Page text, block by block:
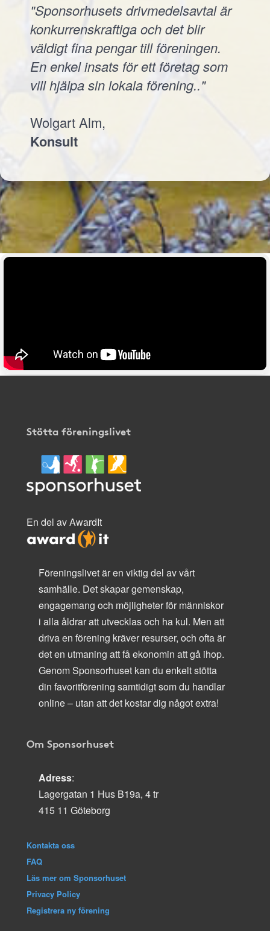
"Sponsorhusets drivmedelsavtal är
konkurrenskraftiga och det blir
väldigt fina pengar till föreningen.
En enkel insats för ett företag som
vill hjälpa sin lokala förening.."
Wolgart Alm,
Konsult
Stötta föreningslivet
En del av AwardIt
Föreningslivet är en viktig del av vårt
samhälle. Det skapar gemenskap,
engagemang och möjligheter för människor
i alla åldrar att utvecklas och ha kul. Men att
driva en förening kräver resurser, och ofta är
det en utmaning att få ekonomin att gå ihop.
Genom Sponsorhuset kan du enkelt stötta
din favoritförening samtidigt som du handlar
online – utan att det kostar dig något extra!
Om Sponsorhuset
Adress:
Lagergatan 1 Hus B19a, 4 tr
415 11 Göteborg
Kontakta oss
FAQ
Läs mer om Sponsorhuset
Privacy Policy
Registrera ny förening